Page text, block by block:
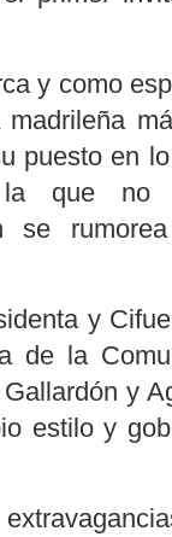
y como
madrileña
puesto en
que no
se
y
de la
y
estilo y